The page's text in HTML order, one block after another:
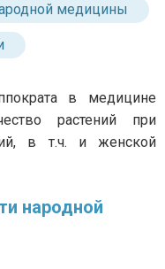
медицины
в медицине
растений при
в т.ч. и женской
народной